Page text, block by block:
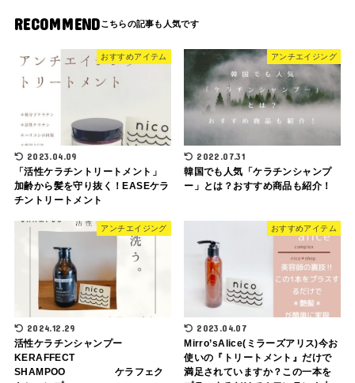
RECOMMEND
おすすめアイテム
2023.04.09
「活性ケラチントリートメント」
加齢から髪を守り抜く！EASEケラ
チントリートメント
アンチエイジング
2022.07.31
韓国でも人気「ケラチンシャンプ
ー」とは？おすすめ商品も紹介！
アンチエイジング
2024.12.29
活性ケラチンシャンプー
KERAFFECT
SHAMPOO ケラフェク
おすすめアイテム
2023.04.07
Mirro’sAlice(ミラーズアリス)今お
使いの『トリートメント』だけで
満足されていますか？この一本を